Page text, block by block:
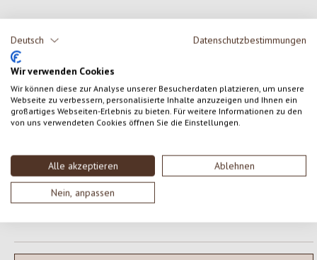
Deutsch Datenschutzbestimmungen
Wir verwenden Cookies
Wir können diese zur Analyse unserer Besucherdaten platzieren, um unsere
Webseite zu verbessern, personalisierte Inhalte anzuzeigen und Ihnen ein
großartiges Webseiten-Erlebnis zu bieten. Für weitere Informationen zu den
von uns verwendeten Cookies öffnen Sie die Einstellungen.
Alle akzeptieren Ablehnen
Nein, anpassen
0 di 0 valutazioni
Valutazione media di 0 su 5 stelle
Formula una valutazione!
SCRIVERE UNA RECENSIONE